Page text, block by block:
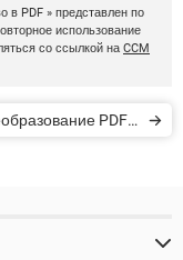
в PDF » представлен по
использование
со ссылкой на CCM
PDF в